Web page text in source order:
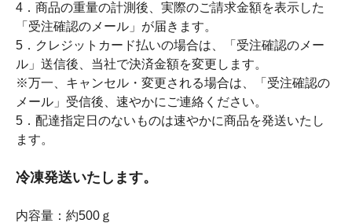
4．商品の重量の計測後、実際のご請求金額を表示した
「受注確認のメール」が届きます。
5．クレジットカード払いの場合は、「受注確認のメー
ル」送信後、当社で決済金額を変更します。
※万一、キャンセル・変更される場合は、「受注確認の
メール」受信後、速やかにご連絡ください。
5．配達指定日のないものは速やかに商品を発送いたし
ます。
冷凍発送いたします。
内容量：約500ｇ